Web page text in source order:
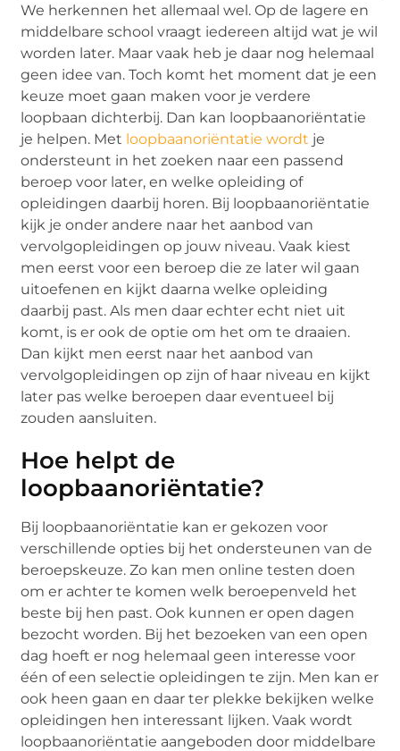
We herkennen het allemaal wel. Op de lagere en
middelbare school vraagt iedereen altijd wat je wil
worden later. Maar vaak heb je daar nog helemaal
geen idee van. Toch komt het moment dat je een
keuze moet gaan maken voor je verdere
loopbaan dichterbij. Dan kan loopbaanoriëntatie
je helpen. Met loopbaanoriëntatie wordt je
ondersteunt in het zoeken naar een passend
beroep voor later, en welke opleiding of
opleidingen daarbij horen. Bij loopbaanoriëntatie
kijk je onder andere naar het aanbod van
vervolgopleidingen op jouw niveau. Vaak kiest
men eerst voor een beroep die ze later wil gaan
uitoefenen en kijkt daarna welke opleiding
daarbij past. Als men daar echter echt niet uit
komt, is er ook de optie om het om te draaien.
Dan kijkt men eerst naar het aanbod van
vervolgopleidingen op zijn of haar niveau en kijkt
later pas welke beroepen daar eventueel bij
zouden aansluiten.
Hoe helpt de
loopbaanoriëntatie?
Bij loopbaanoriëntatie kan er gekozen voor
verschillende opties bij het ondersteunen van de
beroepskeuze. Zo kan men online testen doen
om er achter te komen welk beroepenveld het
beste bij hen past. Ook kunnen er open dagen
bezocht worden. Bij het bezoeken van een open
dag hoeft er nog helemaal geen interesse voor
één of een selectie opleidingen te zijn. Men kan er
ook heen gaan en daar ter plekke bekijken welke
opleidingen hen interessant lijken. Vaak wordt
loopbaanoriëntatie aangeboden door middelbare